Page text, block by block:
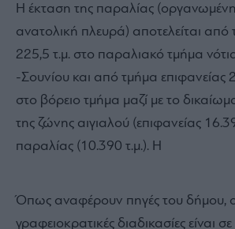
Η έκταση της παραλίας
ανατολική πλευρά) αποτελείται από
225,5 τ.μ. στο παραλιακό τμήμα
-Σουνίου και από τμήμα επιφανείας
στο βόρειο τμήμα μαζί με το
της ζώνης αιγιαλού (επιφανείας
παραλίας (10.390 τ.μ.). Η
Όπως αναφέρουν πηγές του δήμου,
γραφειοκρατικές διαδικασίες είναι